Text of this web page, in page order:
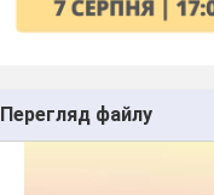
Перегляд файлу